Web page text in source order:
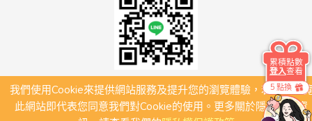
關於我們
會員條款
常見問題
聯絡我們
我們使用Cookie來提供網站服務及提升您的瀏覽體驗，若繼續瀏
此網站即代表您同意我們對Cookie的使用。更多關於隱私保護資
5 點換
累積點數
登入查看